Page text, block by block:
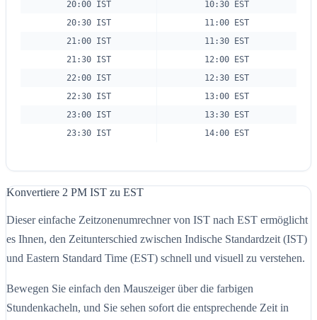
20:00 IST
10:30 EST
20:30 IST
11:00 EST
21:00 IST
11:30 EST
21:30 IST
12:00 EST
22:00 IST
12:30 EST
22:30 IST
13:00 EST
23:00 IST
13:30 EST
23:30 IST
14:00 EST
Konvertiere 2 PM IST zu EST
Dieser einfache Zeitzonenumrechner von IST nach EST ermöglicht
es Ihnen, den Zeitunterschied zwischen Indische Standardzeit (IST)
und Eastern Standard Time (EST) schnell und visuell zu verstehen.
Bewegen Sie einfach den Mauszeiger über die farbigen
Stundenkacheln, und Sie sehen sofort die entsprechende Zeit in